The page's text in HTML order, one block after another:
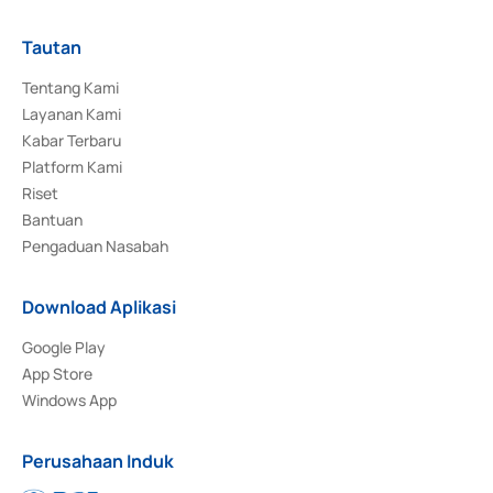
Tautan
Tentang Kami
Layanan Kami
Kabar Terbaru
Platform Kami
Riset
Bantuan
Pengaduan Nasabah
Download Aplikasi
Google Play
App Store
Windows App
Perusahaan Induk